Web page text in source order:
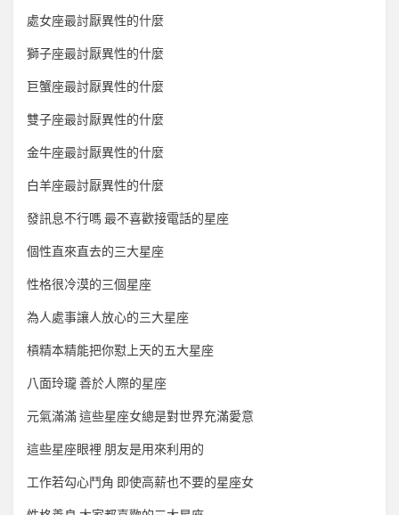
處女座最討厭異性的什麼
獅子座最討厭異性的什麼
巨蟹座最討厭異性的什麼
雙子座最討厭異性的什麼
金牛座最討厭異性的什麼
白羊座最討厭異性的什麼
發訊息不行嗎 最不喜歡接電話的星座
個性直來直去的三大星座
性格很冷漠的三個星座
為人處事讓人放心的三大星座
槓精本精能把你懟上天的五大星座
八面玲瓏 善於人際的星座
元氣滿滿 這些星座女總是對世界充滿愛意
這些星座眼裡 朋友是用來利用的
工作若勾心鬥角 即使高薪也不要的星座女